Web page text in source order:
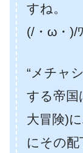
すね。
(/・ω・)/
“メチャ
する帝国
大冒険)
にその配